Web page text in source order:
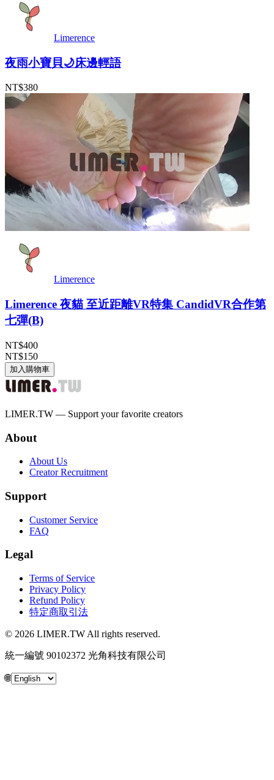
Limerence
夜雨小寶貝🌙床邊輕語
NT$380
Limerence
Limerence 夜貓 至近距離VR特集 CandidVR合作第
七彈(B)
NT$400
NT$150
加入購物車
LIMER.TW — Support your favorite creators
About
About Us
Creator Recruitment
Support
Customer Service
FAQ
Legal
Terms of Service
Privacy Policy
Refund Policy
特定商取引法
© 2026 LIMER.TW All rights reserved.
統一編號 90102372 光角科技有限公司
🌐